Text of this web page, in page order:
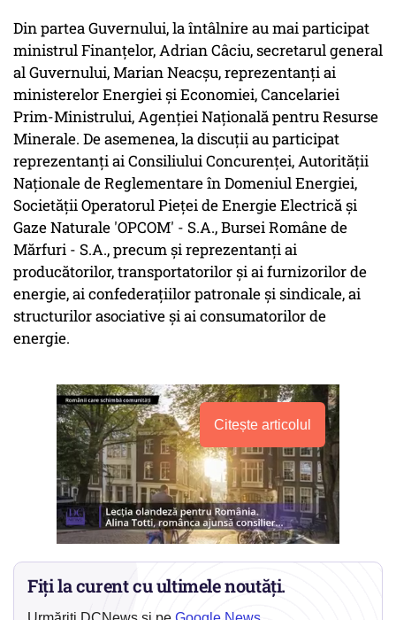
Din partea Guvernului, la întâlnire au mai participat
ministrul Finanţelor, Adrian Câciu, secretarul general
al Guvernului, Marian Neacşu, reprezentanţi ai
ministerelor Energiei şi Economiei, Cancelariei
Prim-Ministrului, Agenţiei Naţională pentru Resurse
Minerale. De asemenea, la discuţii au participat
reprezentanţi ai Consiliului Concurenţei, Autorităţii
Naţionale de Reglementare în Domeniul Energiei,
Societăţii Operatorul Pieţei de Energie Electrică şi
Gaze Naturale 'OPCOM' - S.A., Bursei Române de
Mărfuri - S.A., precum şi reprezentanţi ai
producătorilor, transportatorilor şi ai furnizorilor de
energie, ai confederaţiilor patronale şi sindicale, ai
structurilor asociative şi ai consumatorilor de
energie.
Citește articolul
Fiți la curent cu ultimele noutăți.